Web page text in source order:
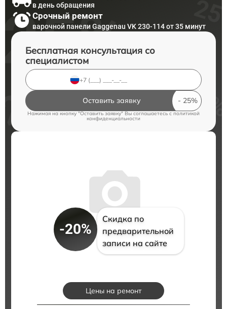
в день обращения
Срочный ремонт
варочной панели Gaggenau VK 230-114 от 35 минут
Бесплатная консультация со
специалистом
Оставить заявку
Нажимая на кнопку "Оставить заявку" Вы соглашаетесь c политикой
конфиденциальности
-20%
Скидка по
предварительной
записи на сайте
Цены на ремонт